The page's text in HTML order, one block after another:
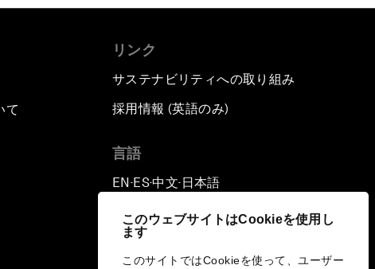
このウェブサイトはCookieを使用し
ます
このサイトではCookieを使って、ユーザー
て
リンク
サステナビリティへの取り組み
採用情報 (英語のみ)
言語
EN ▪ ES▪中文▪ 日本語